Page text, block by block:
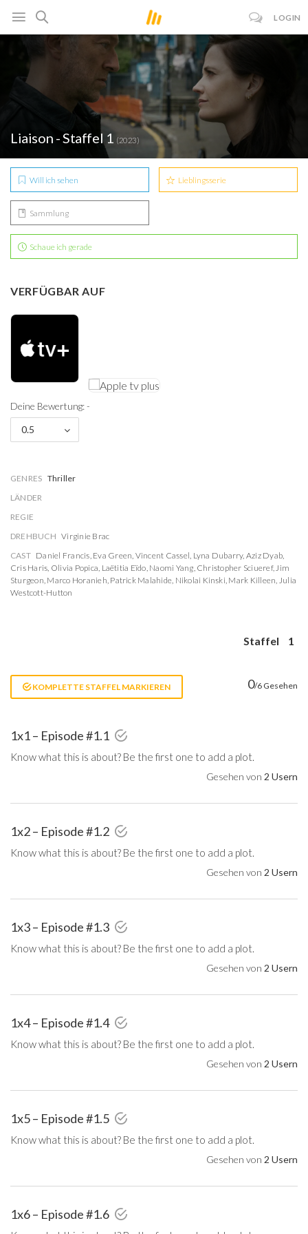
LOGIN
Liaison - Staffel 1 (2023)
Will ich sehen Lieblingsserie
Sammlung
Schaue ich gerade
VERFÜGBAR AUF
Deine Bewertung: -
0.5
GENRES Thriller
LÄNDER
REGIE
DREHBUCH Virginie Brac
CAST Daniel Francis, Eva Green, Vincent Cassel, Lyna Dubarry, Aziz Dyab,
Cris Haris, Olivia Popica, Laëtitia Eïdo, Naomi Yang, Christopher Sciueref,Jim
Sturgeon, Marco Horanieh, Patrick Malahide, Nikolai Kinski, Mark Killeen, Julia
Westcott-Hutton
Staffel 1
KOMPLETTE STAFFEL MARKIEREN 0/6 Gesehen
1x1 – Episode #1.1
Know what this is about? Be the first one to add a plot.
Gesehen von 2 Usern
1x2 – Episode #1.2
Know what this is about? Be the first one to add a plot.
Gesehen von 2 Usern
1x3 – Episode #1.3
Know what this is about? Be the first one to add a plot.
Gesehen von 2 Usern
1x4 – Episode #1.4
Know what this is about? Be the first one to add a plot.
Gesehen von 2 Usern
1x5 – Episode #1.5
Know what this is about? Be the first one to add a plot.
Gesehen von 2 Usern
1x6 – Episode #1.6